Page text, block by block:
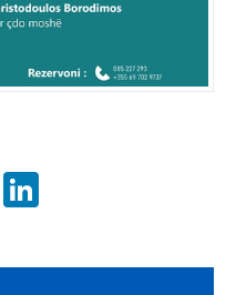
Threads